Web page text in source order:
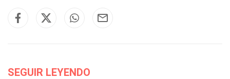
SEGUIR LEYENDO